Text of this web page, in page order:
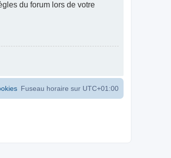
du forum lors de votre
Fuseau horaire sur UTC+01:00